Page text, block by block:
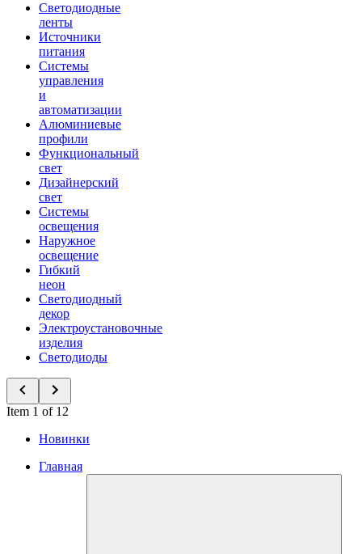
Светодиодные
ленты
Источники
питания
Системы
управления
и
автоматизации
Алюминиевые
профили
Функциональный
свет
Дизайнерский
свет
Системы
освещения
Наружное
освещение
Гибкий
неон
Светодиодный
декор
Электроустановочные
изделия
Светодиоды
Item 1 of 12
Новинки
Главная